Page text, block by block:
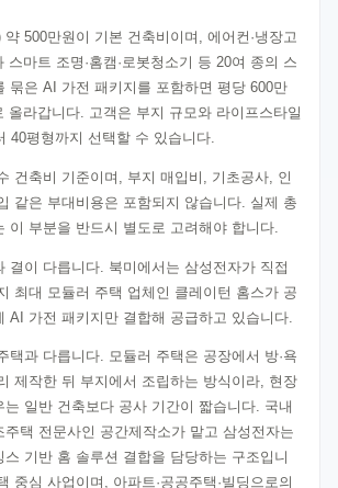
약 500만원이 기본 건축비이며, 에어컨·냉장고
스마트 조명·홈캠·로봇청소기 등 20여 종의 스
묶은 AI 가전 패키지를 포함하면 평당 600만
올라갑니다. 고객은 부지 규모와 라이프스타일
40평형까지 선택할 수 있습니다.
건축비 기준이며, 부지 매입비, 기초공사, 인
같은 부대비용은 포함되지 않습니다. 실제 총
이 부분을 반드시 별도로 고려해야 합니다.
결이 다릅니다. 북미에서는 삼성전자가 직접
최대 모듈러 주택 업체인 클레이턴 홈스가 공
AI 가전 패키지만 결합해 공급하고 있습니다.
택과 다릅니다. 모듈러 주택은 공장에서 방·욕
제작한 뒤 부지에서 조립하는 방식이라, 현장
일반 건축보다 공사 기간이 짧습니다. 국내
택 전문사인 공간제작소가 맡고 삼성전자는
기반 홈 솔루션 결합을 담당하는 구조입니
중심 사업이며, 아파트·공공주택·빌딩으로의